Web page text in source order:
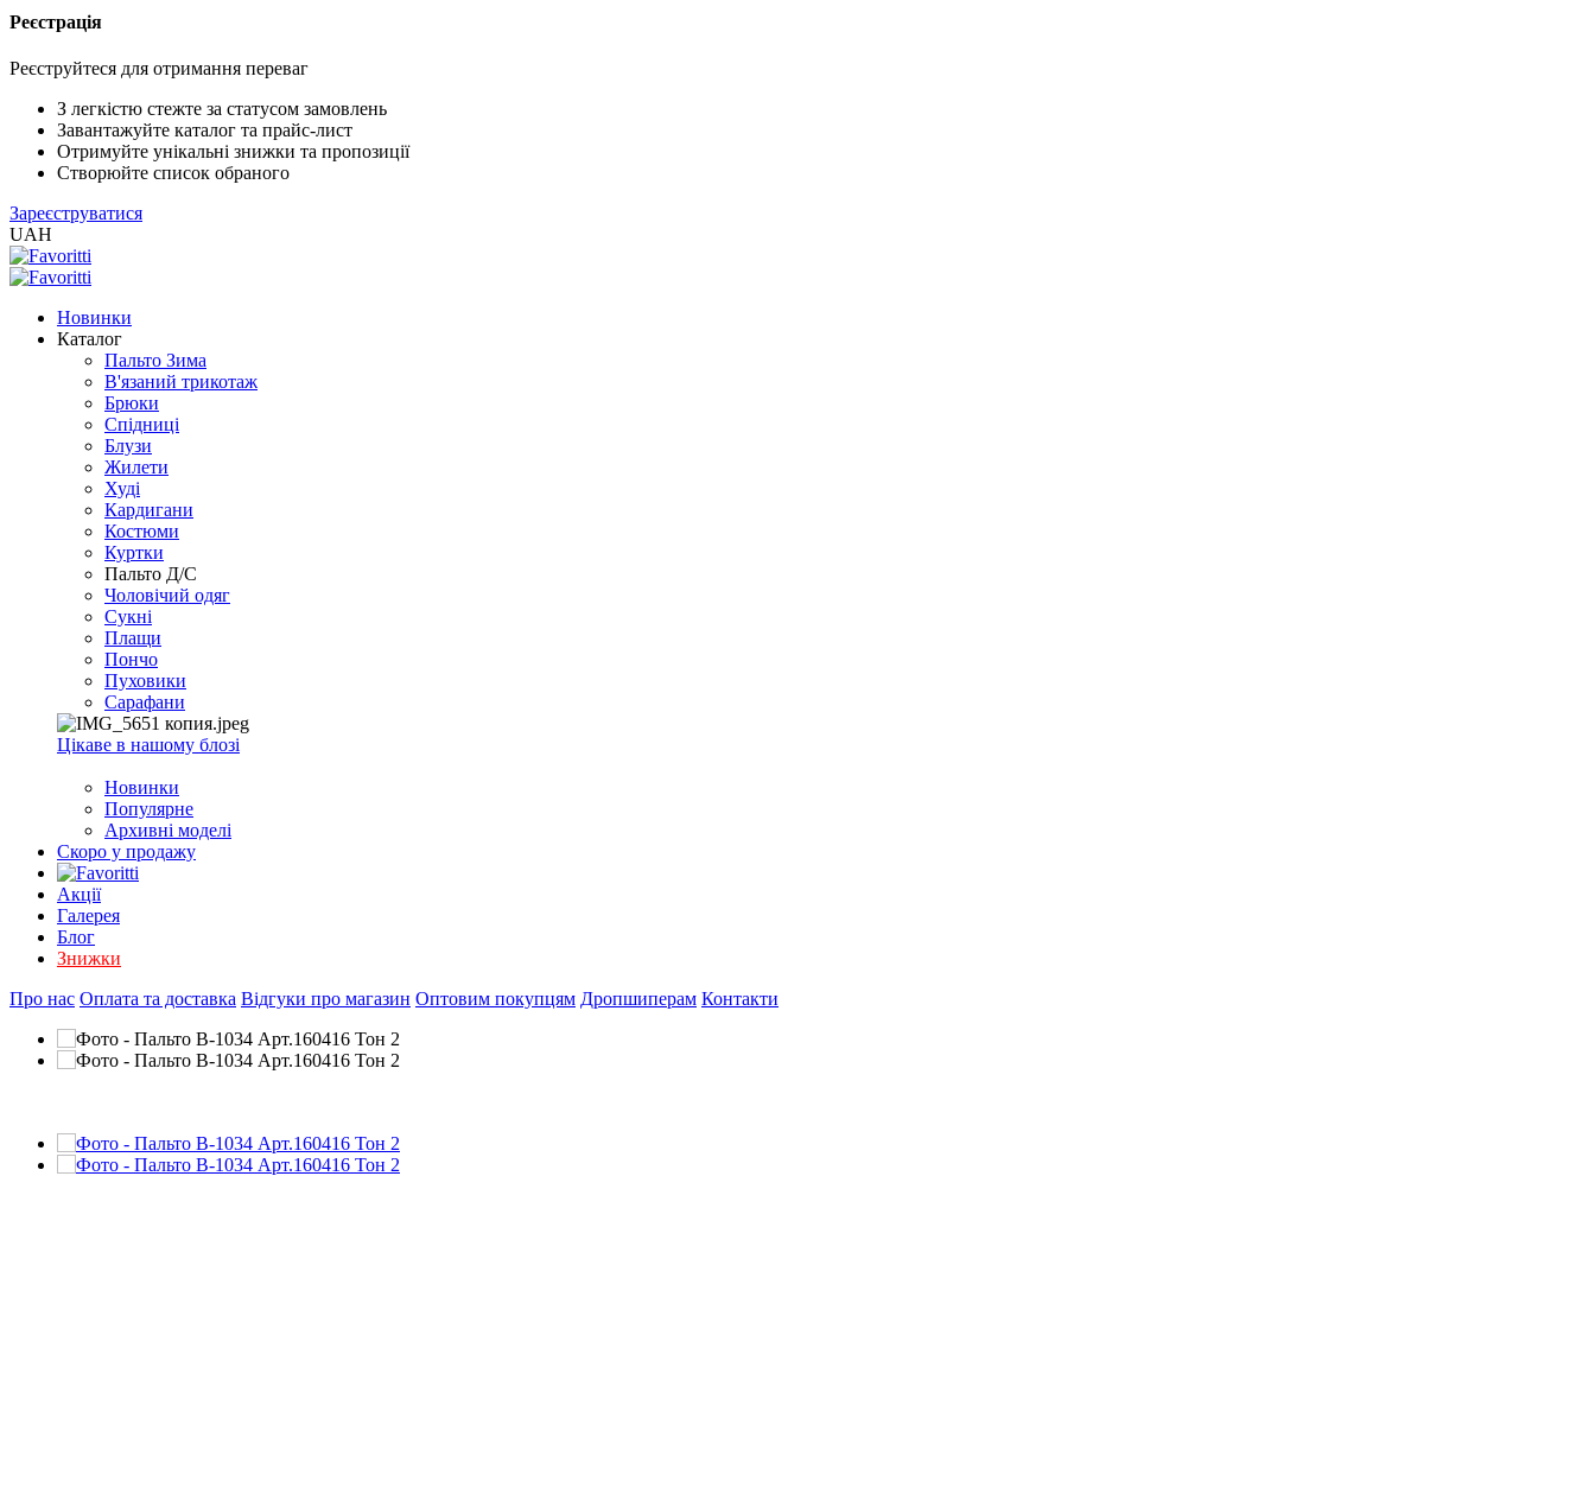
Реєстрація
Реєструйтеся для отримання переваг
З легкістю стежте за статусом замовлень
Завантажуйте каталог та прайс-лист
Отримуйте унікальні знижки та пропозиції
Створюйте список обраного
Зареєструватися
UAH
Новинки
Каталог
Пальто Зима
В'язаний трикотаж
Брюки
Спідниці
Блузи
Жилети
Худі
Кардигани
Костюми
Куртки
Пальто Д/С
Чоловічий одяг
Сукні
Плащи
Пончо
Пуховики
Сарафани
Цікаве в нашому блозі
Новинки
Популярне
Архивні моделі
Скоро у продажу
Акції
Галерея
Блог
Знижки
Про нас Оплата та доставка Відгуки про магазин Оптовим покупцям Дропшиперам Контакти
/
2005
(Розн.)
/
EXCEL
2005
(Опт)
XLSX